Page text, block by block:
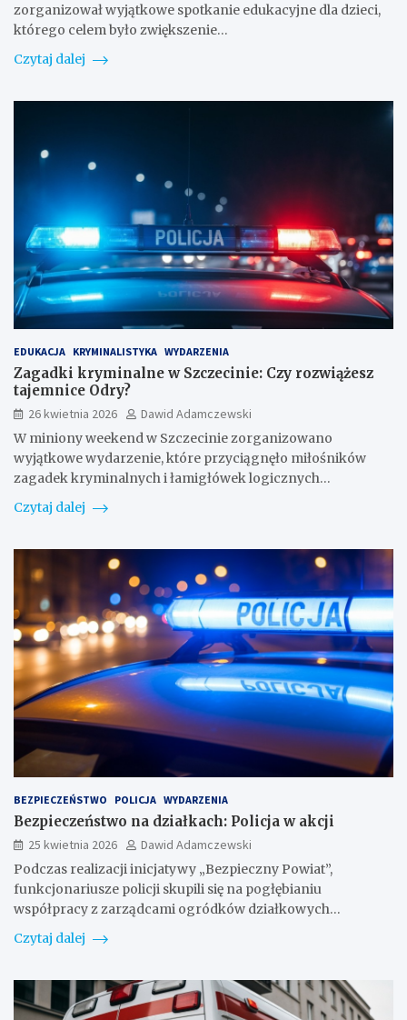
zorganizował wyjątkowe spotkanie edukacyjne dla dzieci,
którego celem było zwiększenie…
Czytaj dalej
EDUKACJA KRYMINALISTYKA WYDARZENIA
Zagadki kryminalne w Szczecinie: Czy rozwiążesz
tajemnice Odry?
26 kwietnia 2026
Dawid Adamczewski
W miniony weekend w Szczecinie zorganizowano
wyjątkowe wydarzenie, które przyciągnęło miłośników
zagadek kryminalnych i łamigłówek logicznych…
Czytaj dalej
BEZPIECZEŃSTWO POLICJA WYDARZENIA
Bezpieczeństwo na działkach: Policja w akcji
25 kwietnia 2026
Dawid Adamczewski
Podczas realizacji inicjatywy „Bezpieczny Powiat”,
funkcjonariusze policji skupili się na pogłębianiu
współpracy z zarządcami ogródków działkowych…
Czytaj dalej